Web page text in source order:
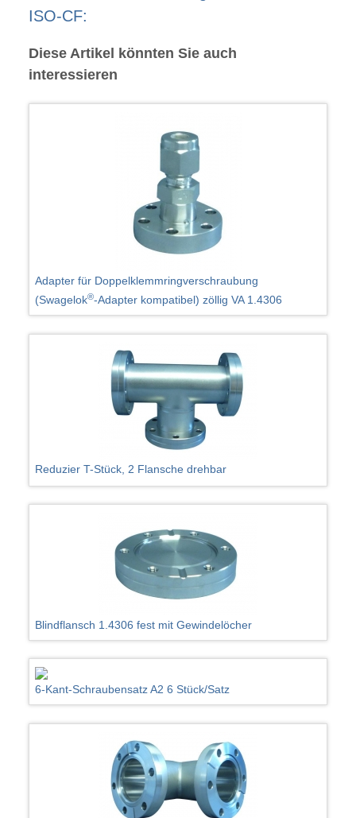
ISO-CF:
Diese Artikel könnten Sie auch
interessieren
Adapter für Doppelklemmringverschraubung
(Swagelok®-Adapter kompatibel) zöllig VA 1.4306
Reduzier T-Stück, 2 Flansche drehbar
Blindflansch 1.4306 fest mit Gewindelöcher
6-Kant-Schraubensatz A2 6 Stück/Satz